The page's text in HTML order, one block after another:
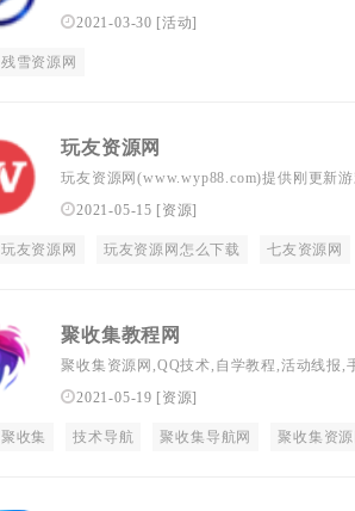
像、以及各种好玩的软件等、打造最全面的
2021-03-30 [活动]
残雪资源网
玩友资源网
玩友资源网(www.wyp88.com)提供刚更新
打造为全国网络爱好者提供优志服务的平台
2021-05-15 [资源]
玩友资源网 玩友资源网怎么下载 七友资源网
聚收集教程网
聚收集资源网,QQ技术,自学教程,活动线报,
荐,美食菜谱,生活常识,等免费资源搜集分享!
2021-05-19 [资源]
聚收集 技术导航 聚收集导航网 聚收集资源